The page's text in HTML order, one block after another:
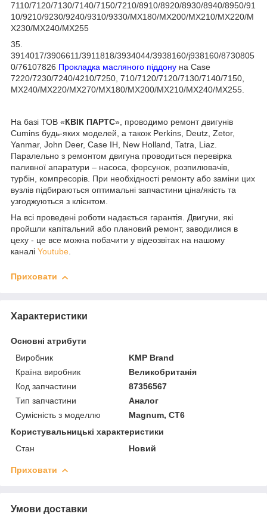
7110/7120/7130/7140/7150/7210/8910/8920/8930/8940/8950/91
10/9210/9230/9240/9310/9330/MX180/MX200/MX210/MX220/M
X230/MX240/MX255
35.
3914017/3906611/3911818/3934044/3938160/j938160/8730805
0/76107826 Прокладка масляного піддону на Case
7220/7230/7240/4210/7250, 710/7120/7120/7130/7140/7150,
MX240/MX220/MX270/MX180/MX200/MX210/MX240/MX255.
На базі ТОВ «КВІК ПАРТС», проводимо ремонт двигунів
Cumins будь-яких моделей, а також Perkins, Deutz, Zetor,
Yanmar, John Deer, Case IH, New Holland, Tatra, Liaz.
Паралельно з ремонтом двигуна проводиться перевірка
паливної апаратури – насоса, форсунок, розпилювачів,
турбін, компресорів. При необхідності ремонту або заміни цих
вузлів підбираються оптимальні запчастини ціна/якість та
узгоджуються з клієнтом.
На всі проведені роботи надається гарантія. Двигуни, які
пройшли капітальний або плановий ремонт, заводилися в
цеху - це все можна побачити у відеозвітах на нашому
каналі Youtube.
Приховати
Характеристики
Основні атрибути
Виробник
KMP Brand
Країна виробник
Великобританія
Код запчастини
87356567
Тип запчастини
Аналог
Сумісність з моделлю
Magnum, CT6
Користувальницькі характеристики
Стан
Новий
Приховати
Умови доставки